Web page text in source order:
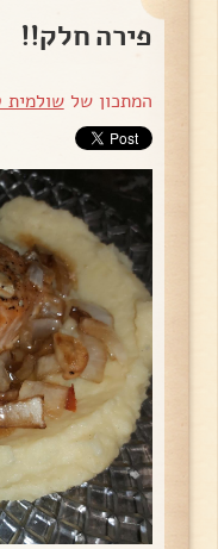
פירה חלק!!
המתכון שלשולמית